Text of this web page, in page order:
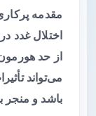
اختلال غدد
از حد هورمون
می‌تواند
باشد و منجر